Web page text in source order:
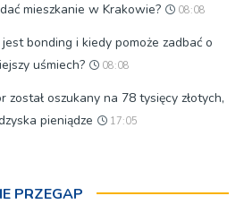
mieszkanie w Krakowie?
08:08
jest bonding i kiedy pomoże zadbać o
uśmiech?
08:08
został oszukany na 78 tysięcy złotych,
pieniądze
17:05
PRZEGAP